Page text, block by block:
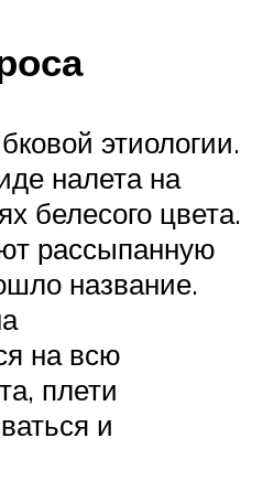
этиологии.
налета на
белесого цвета.
рассыпанную
название.
на всю
плети
и